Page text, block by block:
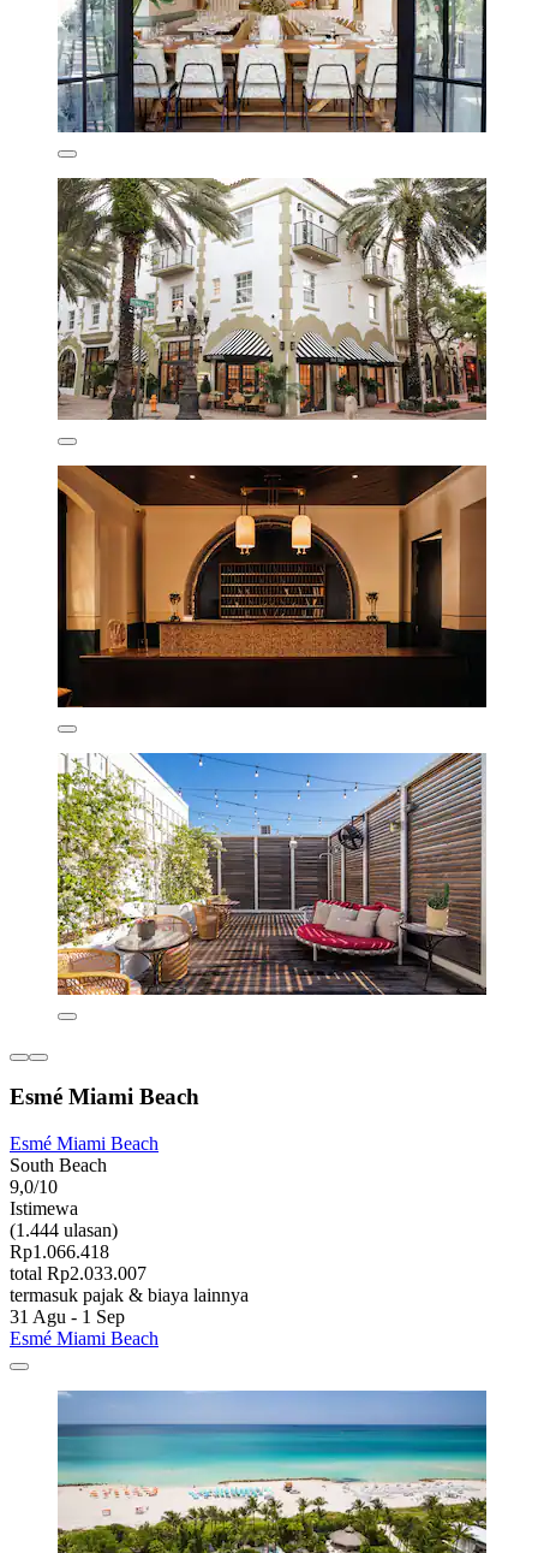
Esmé Miami Beach
Esmé Miami Beach
South Beach
9,0/10
Istimewa
(1.444 ulasan)
Rp1.066.418
total Rp2.033.007
termasuk pajak & biaya lainnya
31 Agu - 1 Sep
Esmé Miami Beach